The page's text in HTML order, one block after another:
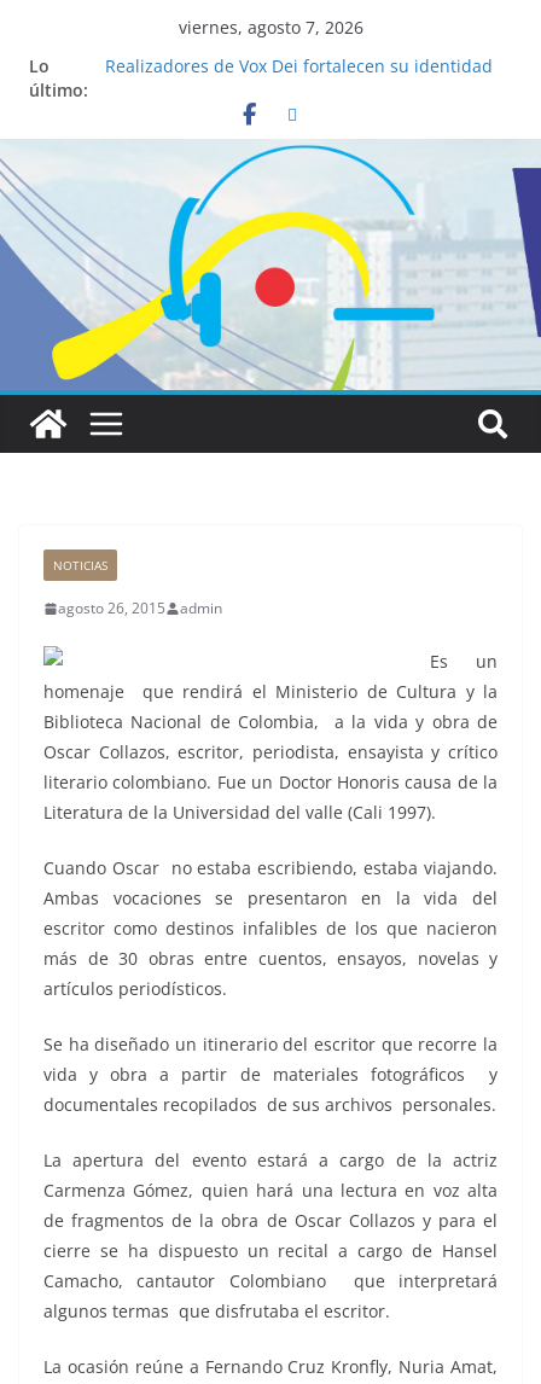
viernes, agosto 7, 2026
Lo
último:
Realizadores de Vox Dei fortalecen su identidad
La ciencia desvela los 5 secretos que tiene
fácilmente un católico para convertirse en
“Superancianos”
Pop Up Market atrae a cientos de visitantes y
dinamiza la economía local
Salud mental a la mesa: la importancia de
hablarlo en familia
Lo que tienen en común la nueva Película Toy
Story 5 y el Papa León XIV
NOTICIAS
agosto 26, 2015 admin
Es un
homenaje que rendirá el Ministerio de Cultura y la
Biblioteca Nacional de Colombia, a la vida y obra de
Oscar Collazos, escritor, periodista, ensayista y crítico
literario colombiano. Fue un Doctor Honoris causa de la
Literatura de la Universidad del valle (Cali 1997).
Cuando Oscar no estaba escribiendo, estaba viajando.
Ambas vocaciones se presentaron en la vida del
escritor como destinos infalibles de los que nacieron
más de 30 obras entre cuentos, ensayos, novelas y
artículos periodísticos.
Se ha diseñado un itinerario del escritor que recorre la
vida y obra a partir de materiales fotográficos y
documentales recopilados de sus archivos personales.
La apertura del evento estará a cargo de la actriz
Carmenza Gómez, quien hará una lectura en voz alta
de fragmentos de la obra de Oscar Collazos y para el
cierre se ha dispuesto un recital a cargo de Hansel
Camacho, cantautor Colombiano que interpretará
algunos termas que disfrutaba el escritor.
La ocasión reúne a Fernando Cruz Kronfly, Nuria Amat,